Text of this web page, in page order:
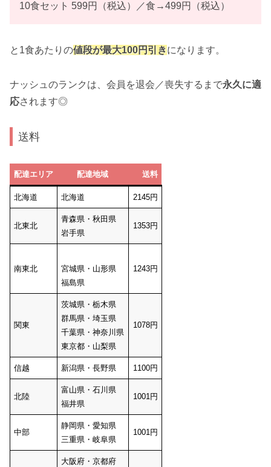
10食セット 599円（税込）／食→499円（税込）
と1食あたりの値段が最大100円引きになります。
ナッシュのランクは、会員を退会／喪失するまで永久に適
応されます◎
送料
配達エリア 配達地域 送料
北海道 北海道 2145円
北東北
青森県・秋田県
岩手県
1353円
南東北
宮城県・山形県
福島県
1243円
関東
茨城県・栃木県
群馬県・埼玉県
千葉県・神奈川県
東京都・山梨県
1078円
信越 新潟県・長野県 1100円
北陸
富山県・石川県
福井県
1001円
中部
静岡県・愛知県
三重県・岐阜県
1001円
大阪府・京都府